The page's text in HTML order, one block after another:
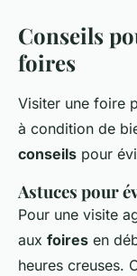
Conseils
foires
Visiter une foire
à condition de
conseils pour
Astuces pour
Pour une visite
aux foires en
heures creuses.